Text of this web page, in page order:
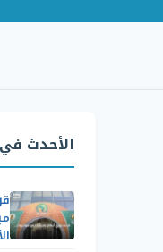
الأحدث